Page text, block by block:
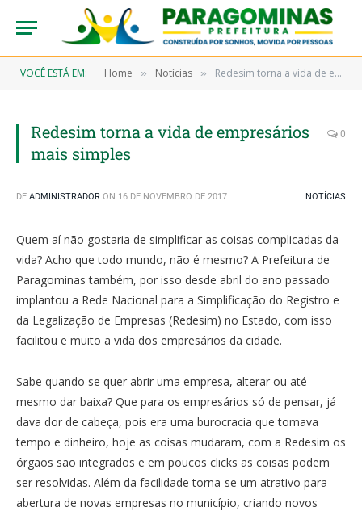
VOCÊ ESTÁ EM: Home » Notícias » Redesim torna a vida de empresários mais simples
Redesim torna a vida de empresários
mais simples
0
DE ADMINISTRADOR ON 16 DE NOVEMBRO DE 2017 NOTÍCIAS
Quem aí não gostaria de simplificar as coisas complicadas da
vida? Acho que todo mundo, não é mesmo? A Prefeitura de
Paragominas também, por isso desde abril do ano passado
implantou a Rede Nacional para a Simplificação do Registro e
da Legalização de Empresas (Redesim) no Estado, com isso
facilitou e muito a vida dos empresários da cidade.
Sabe quando se quer abrir uma empresa, alterar ou até
mesmo dar baixa? Que para os empresários só de pensar, já
dava dor de cabeça, pois era uma burocracia que tomava
tempo e dinheiro, hoje as coisas mudaram, com a Redesim os
órgãos são integrados e em poucos clicks as coisas podem
ser resolvidas. Além da facilidade torna-se um atrativo para
abertura de novas empresas no município, criando novos